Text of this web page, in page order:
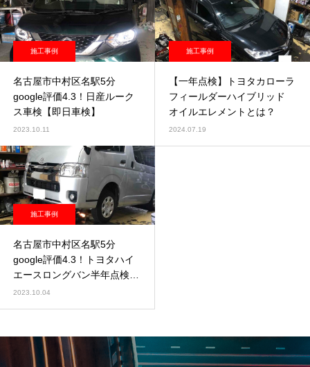
施工事例
名古屋市中村区名駅5分
google評価4.3！日産ルーク
ス車検【即日車検】
2023.10.11
施工事例
【一年点検】トヨタカローラ
フィールダーハイブリッド
オイルエレメントとは？
2024.07.19
施工事例
名古屋市中村区名駅5分
google評価4.3！トヨタハイ
エースロングバン半年点検
【即日点検】
2023.10.04